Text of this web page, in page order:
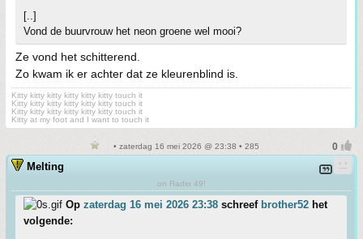
[..]
Vond de buurvrouw het neon groene wel mooi?
Ze vond het schitterend.
Zo kwam ik er achter dat ze kleurenblind is.
Kitty kitty kitty kitty kitty kitty touch it
Kitty kitty kitty kitty kitty kitty touch it
Kitty kitty kitty kitty kitty kitty touch it
Kitty at my foot and I want to touch it
• zaterdag 16 mei 2026 @ 23:38 • 285
Melting
on Radio 49!
Op zaterdag 16 mei 2026 23:38 schreef brother52 het
volgende: